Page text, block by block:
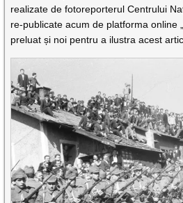
realizate de fotoreporterul Centrului
re-publicate acum de platforma online
preluat și noi pentru a ilustra acest